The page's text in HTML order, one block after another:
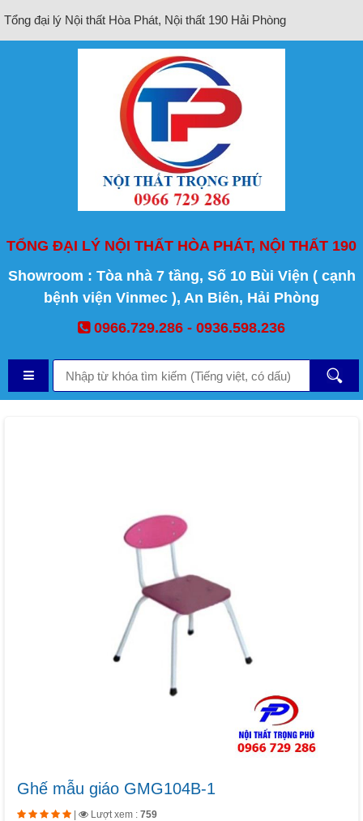
Tổng đại lý Nội thất Hòa Phát, Nội thất 190 Hải Phòng
TỔNG ĐẠI LÝ NỘI THẤT HÒA PHÁT, NỘI THẤT 190
Showroom : Tòa nhà 7 tầng, Số 10 Bùi Viện ( cạnh
bệnh viện Vinmec ), An Biên, Hải Phòng
0966.729.286 - 0936.598.236
Ghế mẫu giáo GMG104B-1
Lượt xem : 759